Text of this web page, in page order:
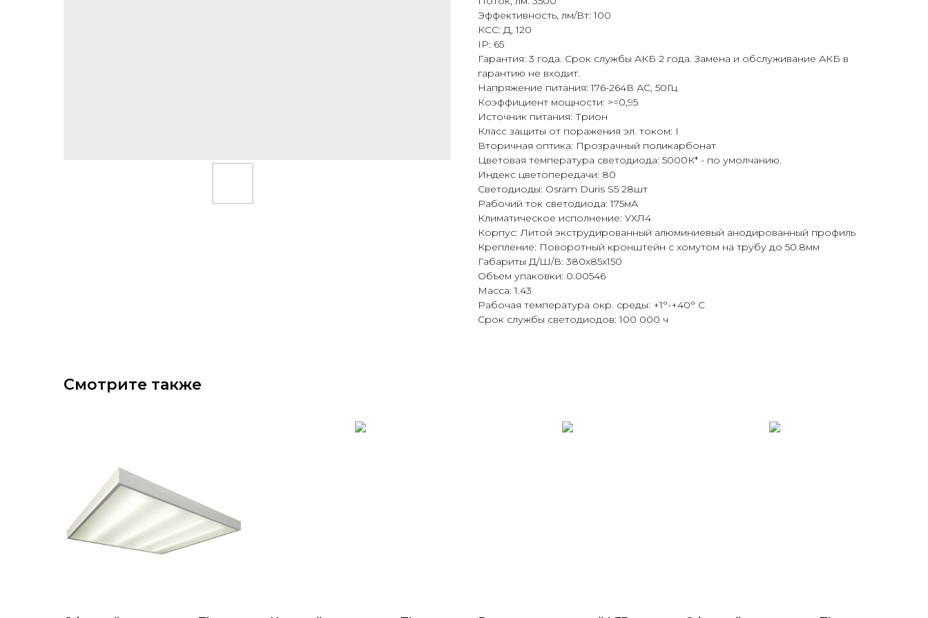
Эффективность, лм/Вт: 100
КСС: Д, 120
IP: 65
Гарантия: 3 года. Срок службы АКБ 2 года. Замена и обслуживание АКБ в
гарантию не входит.
Напряжение питания: 176-264В АС, 50Гц
Коэффициент мощности: >=0,95
Источник питания: Трион
Класс защиты от поражения эл. током: I
Вторичная оптика: Прозрачный поликарбонат
Цветовая температура светодиода: 5000К* - по умолчанию.
Индекс цветопередачи: 80
Светодиоды: Osram Duris S5 28шт
Рабочий ток светодиода: 175мА
Климатическое исполнение: УХЛ4
Корпус: Литой экструдированный алюминиевый анодированный профиль
Крепление: Поворотный кронштейн с хомутом на трубу до 50.8мм
Габариты Д/Ш/В: 380х85х150
Объем упаковки: 0.00546
Масса: 1.43
Рабочая температура окр. среды: +1°-+40° С
Срок службы светодиодов: 100 000 ч
Смотрите также